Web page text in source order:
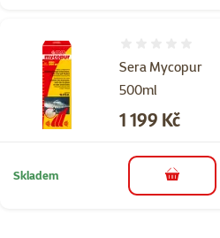
Sera Mycopur
500ml
Cena
1 199 Kč
Skladem do košíku